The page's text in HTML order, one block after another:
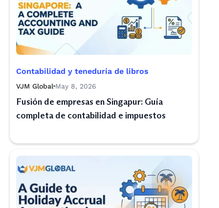
Contabilidad y teneduría de libros
VJM Global May 8, 2026
Fusión de empresas en Singapur: Guía
completa de contabilidad e impuestos